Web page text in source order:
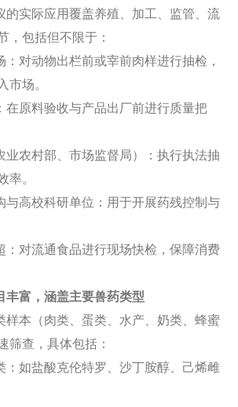
的实际应用覆盖养殖、加工、监管、流
，包括但不限于：
：对动物出栏前或宰前肉样进行抽检，
市场。
在原料验收与产品出厂前进行质量把
业农村部、市场监督局）：执行执法抽
率。
与高校科研单位：用于开展药残控制与
：对流通食品进行现场快检，保障消费
丰富，涵盖主要兽药类型
样本（肉类、蛋类、水产、奶类、蜂蜜
筛查，具体包括：
：如盐酸克伦特罗、沙丁胺醇、己烯雌